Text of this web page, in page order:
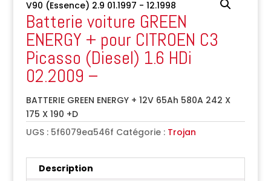
Batterie voiture GREEN
ENERGY + pour CITROEN C3
Picasso (Diesel) 1.6 HDi
02.2009 –
BATTERIE GREEN ENERGY + 12V 65Ah 580A 242 X
175 X 190 +D
UGS : 5f6079ea546f Catégorie : Trojan
Description